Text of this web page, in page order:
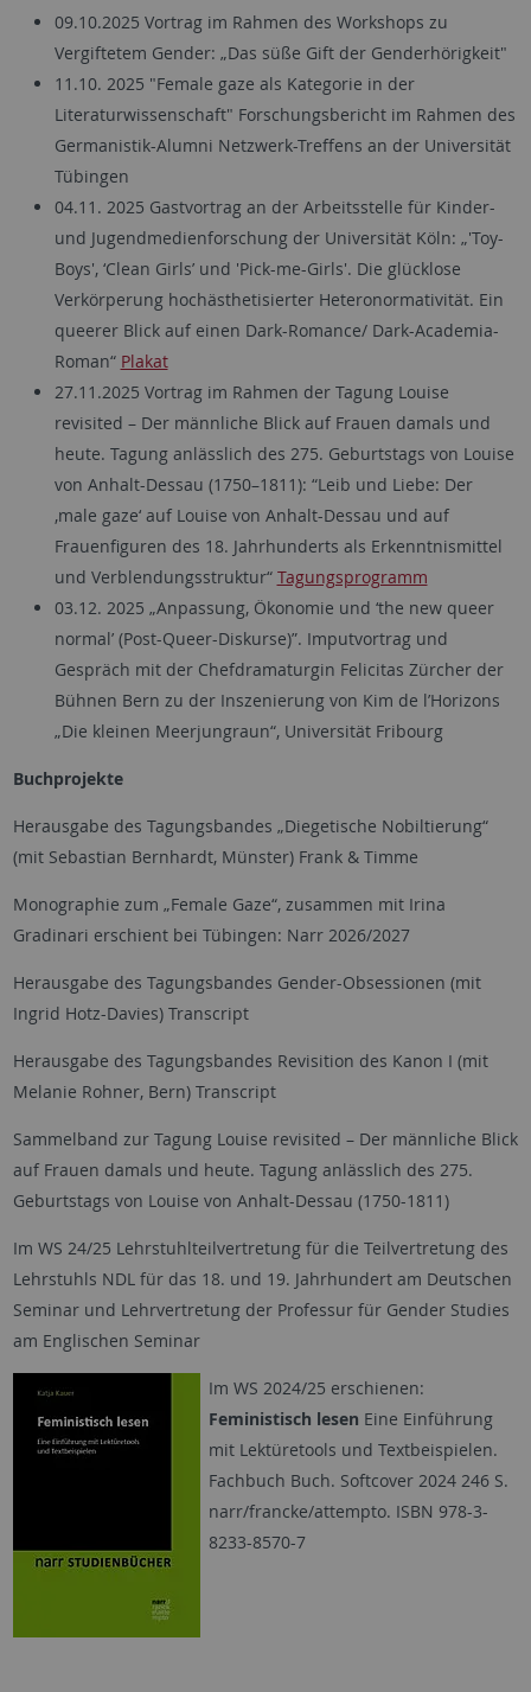
09.10.2025 Vortrag im Rahmen des Workshops zu
Vergiftetem Gender: „Das süße Gift der Genderhörigkeit"
11.10. 2025 "Female gaze als Kategorie in der
Literaturwissenschaft" Forschungsbericht im Rahmen des
Germanistik-Alumni Netzwerk-Treffens an der Universität
Tübingen
04.11. 2025 Gastvortrag an der Arbeitsstelle für Kinder-
und Jugendmedienforschung der Universität Köln: „'Toy-
Boys', ‘Clean Girls’ und 'Pick-me-Girls'. Die glücklose
Verkörperung hochästhetisierter Heteronormativität. Ein
queerer Blick auf einen Dark-Romance/ Dark-Academia-
Roman“ Plakat
27.11.2025 Vortrag im Rahmen der Tagung Louise
revisited – Der männliche Blick auf Frauen damals und
heute. Tagung anlässlich des 275. Geburtstags von Louise
von Anhalt-Dessau (1750–1811): “Leib und Liebe: Der
‚male gaze‘ auf Louise von Anhalt-Dessau und auf
Frauenfiguren des 18. Jahrhunderts als Erkenntnismittel
und Verblendungsstruktur“ Tagungsprogramm
03.12. 2025 „Anpassung, Ökonomie und ‘the new queer
normal’ (Post-Queer-Diskurse)”. Imputvortrag und
Gespräch mit der Chefdramaturgin Felicitas Zürcher der
Bühnen Bern zu der Inszenierung von Kim de l’Horizons
„Die kleinen Meerjungraun“, Universität Fribourg
Buchprojekte
Herausgabe des Tagungsbandes „Diegetische Nobiltierung“
(mit Sebastian Bernhardt, Münster) Frank & Timme
Monographie zum „Female Gaze“, zusammen mit Irina
Gradinari erschient bei Tübingen: Narr 2026/2027
Herausgabe des Tagungsbandes Gender-Obsessionen (mit
Ingrid Hotz-Davies) Transcript
Herausgabe des Tagungsbandes Revisition des Kanon I (mit
Melanie Rohner, Bern) Transcript
Sammelband zur Tagung Louise revisited – Der männliche Blick
auf Frauen damals und heute. Tagung anlässlich des 275.
Geburtstags von Louise von Anhalt-Dessau (1750-1811)
Im WS 24/25 Lehrstuhlteilvertretung für die Teilvertretung des
Lehrstuhls NDL für das 18. und 19. Jahrhundert am Deutschen
Seminar und Lehrvertretung der Professur für Gender Studies
am Englischen Seminar
Im WS 2024/25 erschienen:
Feministisch lesen Eine Einführung
mit Lektüretools und Textbeispielen.
Fachbuch Buch. Softcover 2024 246 S.
narr/francke/attempto. ISBN 978-3-
8233-8570-7